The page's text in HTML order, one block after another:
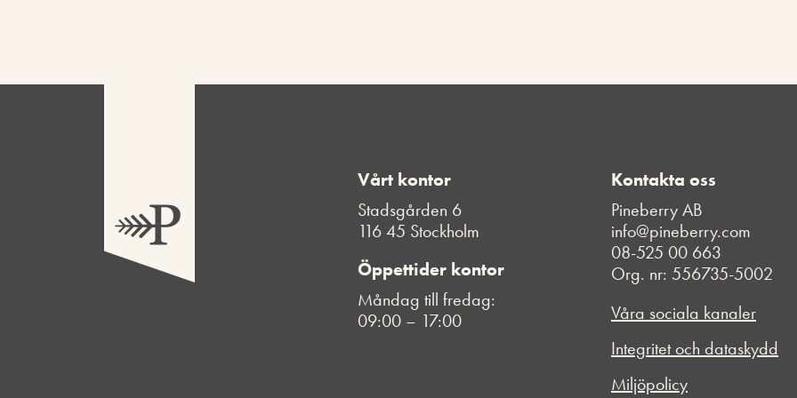
Vårt kontor
Stadsgården 6
116 45 Stockholm
Öppettider kontor
Måndag till fredag:
09:00 – 17:00
Kontakta oss
Pineberry AB
info@pineberry.com
08-525 00 663
Org. nr: 556735-5002
Våra sociala kanaler
Integritet och dataskydd
Miljöpolicy